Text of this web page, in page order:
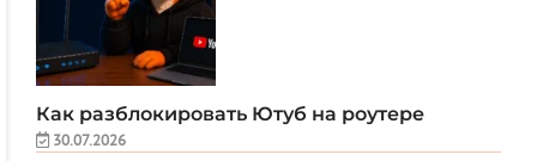
Как разблокировать Ютуб на роутере
30.07.2026